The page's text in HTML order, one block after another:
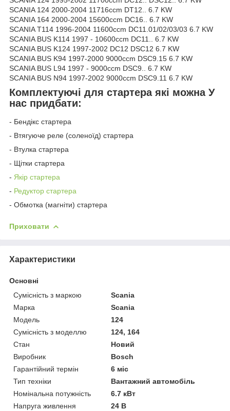
SCANIA 124 2000-2004 11716ccm DT12.. 6.7 KW
SCANIA 164 2000-2004 15600ccm DC16.. 6.7 KW
SCANIA T114 1996-2004 11600ccm DC11.01/02/03/03 6.7 KW
SCANIA BUS K114 1997 - 10600ccm DC11.. 6.7 KW
SCANIA BUS K124 1997-2002 DC12 DSC12 6.7 KW
SCANIA BUS K94 1997-2000 9000ccm DSC9.15 6.7 KW
SCANIA BUS L94 1997 - 9000ccm DSC9.. 6.7 KW
SCANIA BUS N94 1997-2002 9000ccm DSC9.11 6.7 KW
Комплектуючі для стартера які можна У
нас придбати:
- Бендікс стартера
- Втягуюче реле (соленоїд) стартера
- Втулка стартера
- Щітки стартера
- Якір стартера
- Редуктор стартера
- Обмотка (магніти) стартера
Приховати
Характеристики
Основні
Сумісність з маркою
Scania
Марка
Scania
Модель
124
Сумісність з моделлю
124, 164
Стан
Новий
Виробник
Bosch
Гарантійний термін
6 міс
Тип техніки
Вантажний автомобіль
Номінальна потужність
6.7 кВт
Напруга живлення
24 В